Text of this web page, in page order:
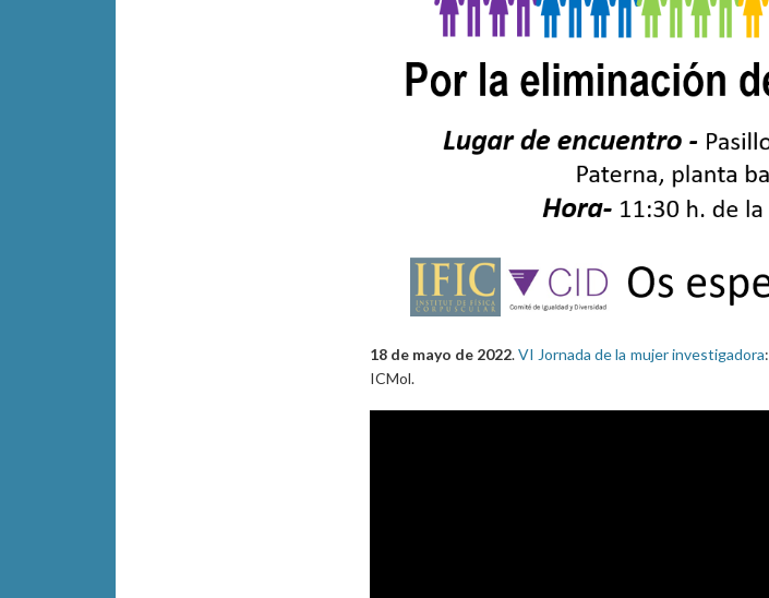
18 de mayo de 2022.VI Jornada de la mujer investigadora:
ICMol.